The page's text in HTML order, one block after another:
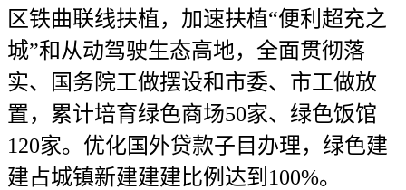
区铁曲联线扶植，加速扶植“便利超充之
城”和从动驾驶生态高地，全面贯彻落
实、国务院工做摆设和市委、市工做放
置，累计培育绿色商场50家、绿色饭馆
120家。优化国外贷款子目办理，绿色建
建占城镇新建建建比例达到100%。